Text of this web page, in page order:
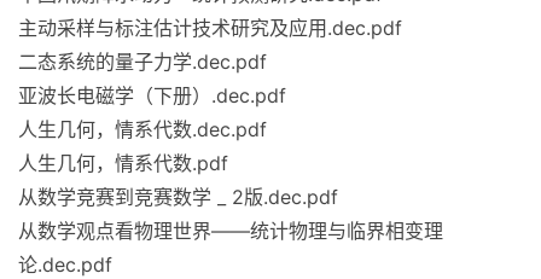
主动采样与标注估计技术研究及应用.dec.pdf
二态系统的量子力学.dec.pdf
亚波长电磁学（下册）.dec.pdf
人生几何，情系代数.dec.pdf
人生几何，情系代数.pdf
从数学竞赛到竞赛数学 _ 2版.dec.pdf
从数学观点看物理世界——统计物理与临界相变理
论.dec.pdf